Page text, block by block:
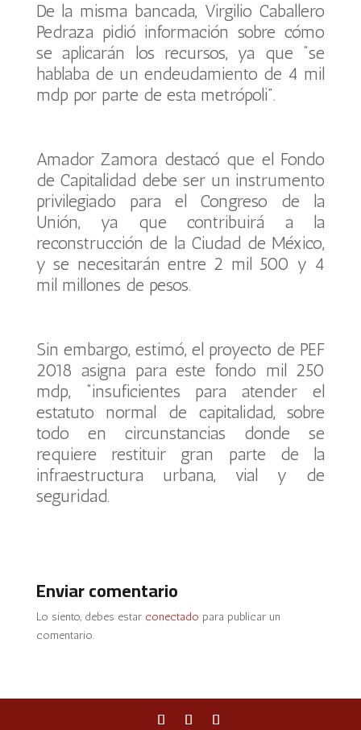
De la misma bancada, Virgilio Caballero
Pedraza pidió información sobre cómo
se aplicarán los recursos, ya que “se
hablaba de un endeudamiento de 4 mil
mdp por parte de esta metrópoli”.
Amador Zamora destacó que el Fondo
de Capitalidad debe ser un instrumento
privilegiado para el Congreso de la
Unión, ya que contribuirá a la
reconstrucción de la Ciudad de México,
y se necesitarán entre 2 mil 500 y 4
mil millones de pesos.
Sin embargo, estimó, el proyecto de PEF
2018 asigna para este fondo mil 250
mdp, “insuficientes para atender el
estatuto normal de capitalidad, sobre
todo en circunstancias donde se
requiere restituir gran parte de la
infraestructura urbana, vial y de
seguridad.
Enviar comentario
Lo siento, debes estar conectado para publicar un
comentario.